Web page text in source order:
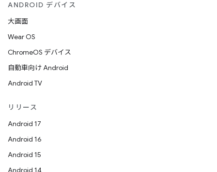
ANDROID デバイス
大画面
Wear OS
ChromeOS デバイス
自動車向け Android
Android TV
リリース
Android 17
Android 16
Android 15
Android 14